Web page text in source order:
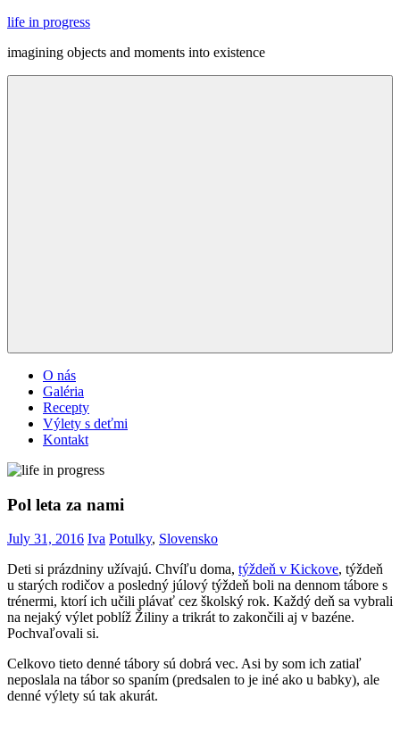
Skip
content
life in progress
imagining objects and moments into existence
O nás
Galéria
Recepty
Výlety s deťmi
Kontakt
Pol leta za nami
July 31, 2016 Iva Potulky, Slovensko
Deti si prázdniny užívajú. Chvíľu doma, týždeň v Kickove, týždeň
u starých rodičov a posledný júlový týždeň boli na dennom tábore s
trénermi, ktorí ich učili plávať cez školský rok. Každý deň sa vybrali
na nejaký výlet poblíž Žiliny a trikrát to zakončili aj v bazéne.
Pochvaľovali si.
Celkovo tieto denné tábory sú dobrá vec. Asi by som ich zatiaľ
neposlala na tábor so spaním (predsalen to je iné ako u babky), ale
denné výlety sú tak akurát.